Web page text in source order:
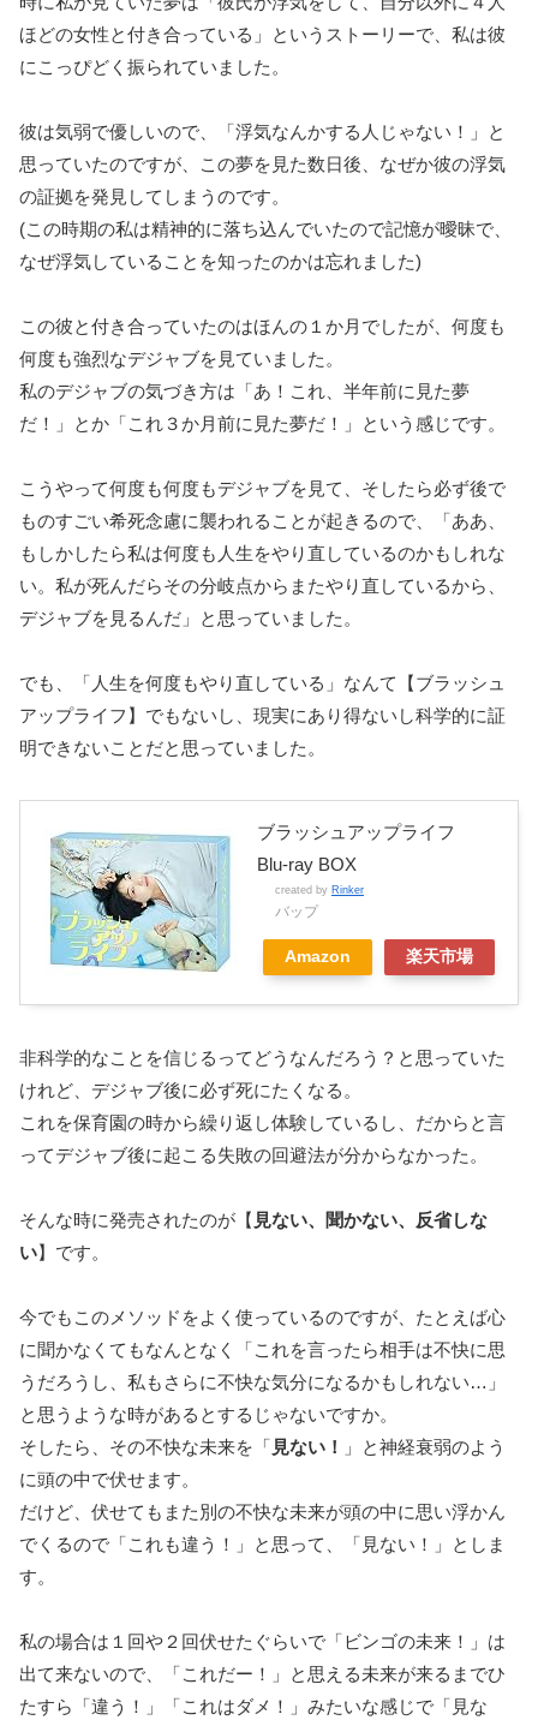
ほどの女性と付き合っている」というストーリーで、私は彼
にこっぴどく振られていました。
彼は気弱で優しいので、「浮気なんかする人じゃない！」と
思っていたのですが、この夢を見た数日後、なぜか彼の浮気
の証拠を発見してしまうのです。
(この時期の私は精神的に落ち込んでいたので記憶が曖昧で、
なぜ浮気していることを知ったのかは忘れました)
この彼と付き合っていたのはほんの１か月でしたが、何度も
何度も強烈なデジャブを見ていました。
私のデジャブの気づき方は「あ！これ、半年前に見た夢
だ！」とか「これ３か月前に見た夢だ！」という感じです。
こうやって何度も何度もデジャブを見て、そしたら必ず後で
ものすごい希死念慮に襲われることが起きるので、「ああ、
もしかしたら私は何度も人生をやり直しているのかもしれな
い。私が死んだらその分岐点からまたやり直しているから、
デジャブを見るんだ」と思っていました。
でも、「人生を何度もやり直している」なんて【ブラッシュ
アップライフ】でもないし、現実にあり得ないし科学的に証
明できないことだと思っていました。
ブラッシュアップライフ
Blu-ray BOX
created by Rinker
バップ
Amazon 楽天市場
非科学的なことを信じるってどうなんだろう？と思っていた
けれど、デジャブ後に必ず死にたくなる。
これを保育園の時から繰り返し体験しているし、だからと言
ってデジャブ後に起こる失敗の回避法が分からなかった。
そんな時に発売されたのが【 見ない、聞かない、反省しな
い】です。
今でもこのメソッドをよく使っているのですが、たとえば心
に聞かなくてもなんとなく「これを言ったら相手は不快に思
うだろうし、私もさらに不快な気分になるかもしれない…」
と思うような時があるとするじゃないですか。
そしたら、その不快な未来を「 見ない！
」と神経衰弱のよう
に頭の中で伏せます。
だけど、伏せてもまた別の不快な未来が頭の中に思い浮かん
でくるので「これも違う！」と思って、「見ない！」としま
す。
私の場合は１回や２回伏せたぐらいで「ビンゴの未来！」は
出て来ないので、「これだー！」と思える未来が来るまでひ
たすら「違う！」「これはダメ！」みたいな感じで「見な